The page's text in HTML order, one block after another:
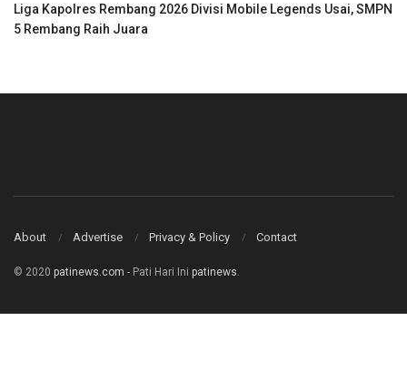
Liga Kapolres Rembang 2026 Divisi Mobile Legends Usai, SMPN
5 Rembang Raih Juara
About Advertise Privacy & Policy Contact
© 2020 patinews.com - Pati Hari Ini patinews.